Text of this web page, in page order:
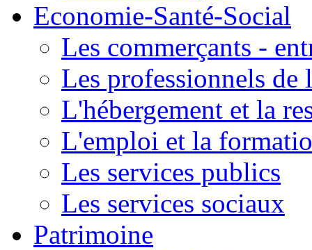
Economie-Santé-Social
Les commerçants -
Les professionnels de
L'hébergement et la
L'emploi et la
Les services publics
Les services sociaux
Patrimoine